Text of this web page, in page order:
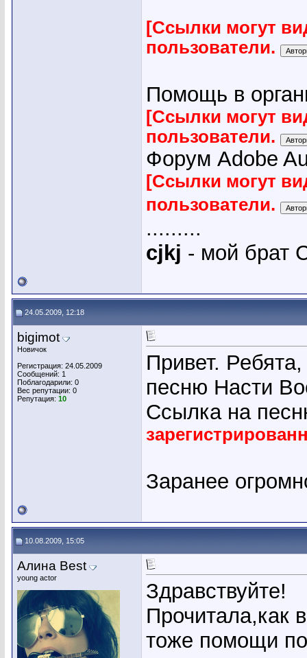
[Ссылки могут
пользователи.
Помощь в
[Ссылки могут
пользователи.
Форум Adobe
[Ссылки могут
пользователи.
.........
cjkj - мой брат
24.05.2009, 12:18
bigimot
Новичок
Регистрация: 24.05.2009
Сообщений: 1
Поблагодарили: 0
Вес репутации: 0
Репутация: 10
Привет.
песню Насти
Ссылка на
Заранее
10.08.2009, 15:05
Алина Best
young actor
Здравствуйте!
Прочитала,как
тоже помощи